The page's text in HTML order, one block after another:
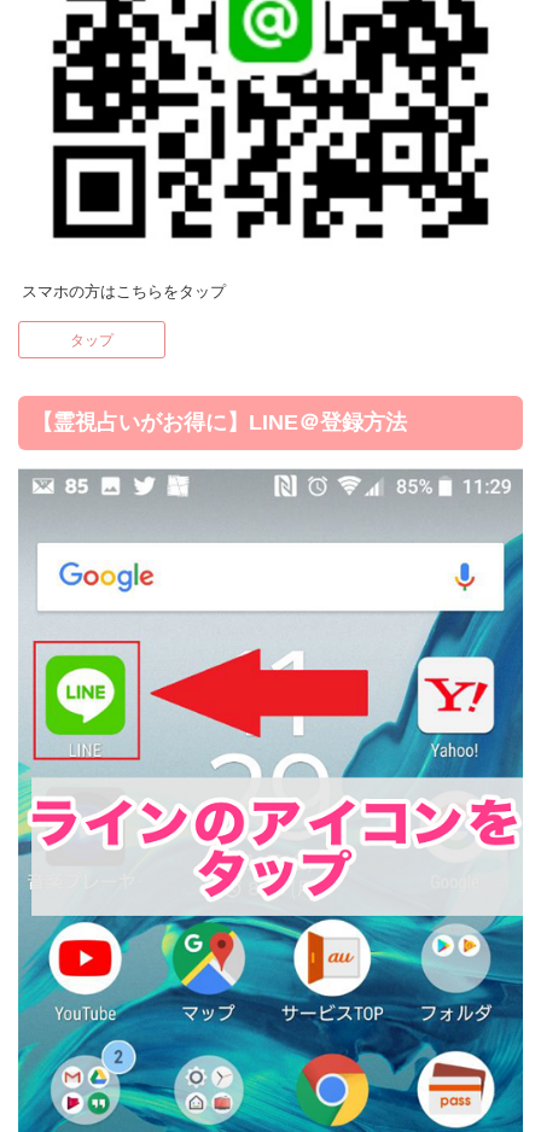
スマホの方はこちらをタップ
タップ
【霊視占いがお得に】LINE＠登録方法